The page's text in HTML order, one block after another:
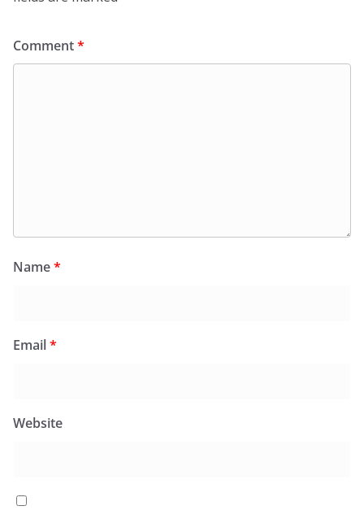
Comment*
Name*
Email*
Website